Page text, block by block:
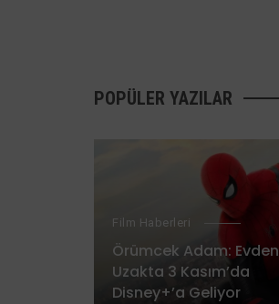
POPÜLER YAZILAR
Film Haberleri
Örümcek Adam: Evden
Uzakta 3 Kasım’da
Disney+’a Geliyor